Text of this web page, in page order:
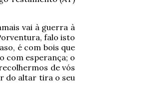
vai à guerra à
falo isto
é com bois que
com esperança; o
de vós
do altar tira o seu